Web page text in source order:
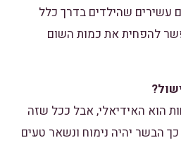
עשירים שהילדים בדרך כלל
להפחית את כמות השום
הוא האידיאלי, אבל ככל שזה
הבשר יהיה נימוח ונשאר טעים